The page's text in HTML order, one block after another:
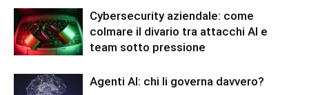
Cybersecurity aziendale: come
colmare il divario tra attacchi AI e
team sotto pressione
Agenti AI: chi li governa davvero?